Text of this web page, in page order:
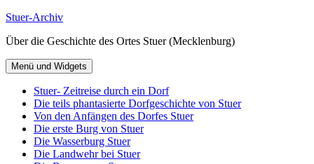
Zum
springen
Stuer-Archiv
Über die Geschichte des Ortes Stuer (Mecklenburg)
Menü und Widgets
Stuer- Zeitreise durch ein Dorf
Die teils phantasierte Dorfgeschichte von Stuer
Von den Anfängen des Dorfes Stuer
Die erste Burg von Stuer
Die Wasserburg Stuer
Die Landwehr bei Stuer